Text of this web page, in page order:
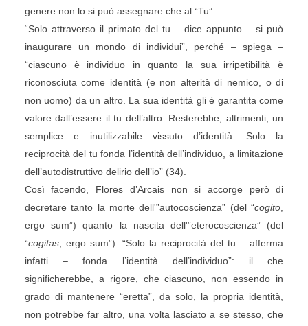
genere non lo si può assegnare che al “Tu”.
“Solo attraverso il primato del tu – dice appunto – si può
inaugurare un mondo di individui”, perché – spiega –
“ciascuno è individuo in quanto la sua irripetibilità è
riconosciuta come identità (e non alterità di nemico, o di
non uomo) da un altro. La sua identità gli è garantita come
valore dall’essere il tu dell’altro. Resterebbe, altrimenti, un
semplice e inutilizzabile vissuto d’identità. Solo la
reciprocità del tu fonda l’identità dell’individuo, a limitazione
dell’autodistruttivo delirio dell’io” (34).
Così facendo, Flores d’Arcais non si accorge però di
decretare tanto la morte dell'”autocoscienza” (del “cogito
ergo sum”) quanto la nascita dell'”eterocoscienza” (del
“cogitas, ergo sum”). “Solo la reciprocità del tu – afferma
infatti – fonda l’identità dell’individuo”: il che
significherebbe, a rigore, che ciascuno, non essendo in
grado di mantenere “eretta”, da solo, la propria identità,
non potrebbe far altro, una volta lasciato a se stesso, che